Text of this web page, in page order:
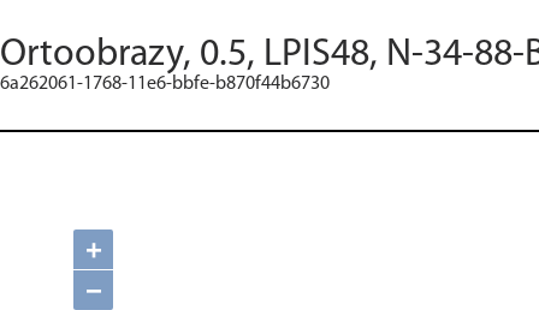
Ortoobrazy, 0.5, LPIS48, N-34-88-
6a262061-1768-11e6-bbfe-b870f44b6730
+
−